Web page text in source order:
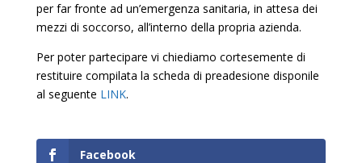
per far fronte ad un’emergenza sanitaria, in attesa dei
mezzi di soccorso, all’interno della propria azienda.
Per poter partecipare vi chiediamo cortesemente di
restituire compilata la scheda di preadesione disponile
al seguente LINK.
Facebook